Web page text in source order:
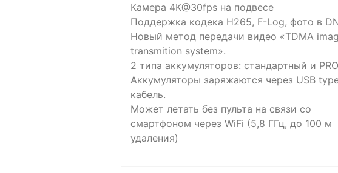
Камера 4К@30fps на подвесе
Поддержка кодека H265, F-Log, фото в
Новый метод передачи видео «TDMA
transmition system».
2 типа аккумуляторов: стандартный и
Аккумуляторы заряжаются через USB
кабель.
Может летать без пульта на связи со
смартфоном через WiFi (5,8 ГГц, до 100 м
удаления)